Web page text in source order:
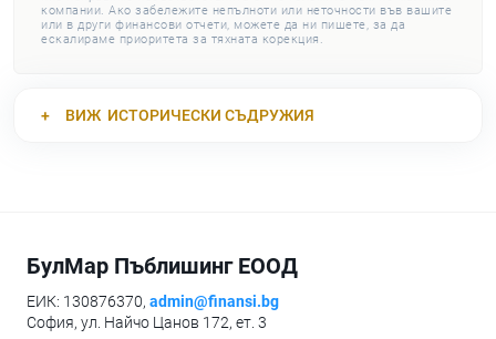
компании. Ако забележите непълноти или неточности във вашите
или в други финансови отчети, можете да ни пишете, за да
ескалираме приоритета за тяхната корекция.
ВИЖ ИСТОРИЧЕСКИ СЪДРУЖИЯ
БулМар Пъблишинг ЕООД
ЕИК: 130876370, admin@finansi.bg
София, ул. Найчо Цанов 172, ет. 3